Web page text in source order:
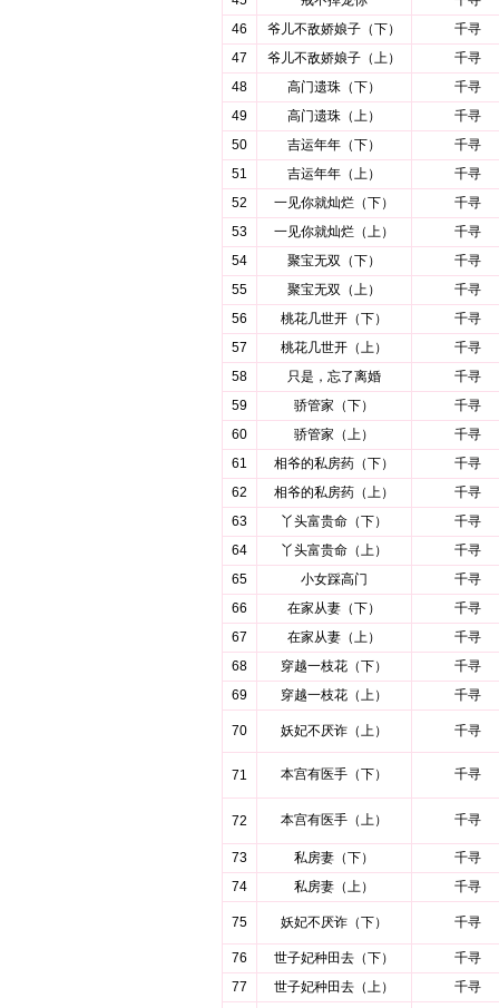
46
爷儿不敌娇娘子（下）
千寻
47
爷儿不敌娇娘子（上）
千寻
48
高门遗珠（下）
千寻
49
高门遗珠（上）
千寻
50
吉运年年（下）
千寻
51
吉运年年（上）
千寻
52
一见你就灿烂（下）
千寻
53
一见你就灿烂（上）
千寻
54
聚宝无双（下）
千寻
55
聚宝无双（上）
千寻
56
桃花几世开（下）
千寻
57
桃花几世开（上）
千寻
58
只是，忘了离婚
千寻
59
骄管家（下）
千寻
60
骄管家（上）
千寻
61
相爷的私房药（下）
千寻
62
相爷的私房药（上）
千寻
63
丫头富贵命（下）
千寻
64
丫头富贵命（上）
千寻
65
小女踩高门
千寻
66
在家从妻（下）
千寻
67
在家从妻（上）
千寻
68
穿越一枝花（下）
千寻
69
穿越一枝花（上） 千寻
70 妖妃不厌诈（上） 千寻
71 本宫有医手（下） 千寻
72 本宫有医手（上） 千寻
73 私房妻（下）
千寻
74
私房妻（上） 千寻
75 妖妃不厌诈（下） 千寻
76 世子妃种田去（下）
千寻
77
世子妃种田去（上） 千寻